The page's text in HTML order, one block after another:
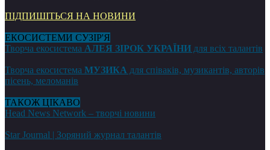
ПІДПИШІТЬСЯ НА НОВИНИ
ЕКОСИСТЕМИ СУЗІР'Я
Творча екосистема АЛЕЯ ЗІРОК УКРАЇНИ для всіх талантів
Творча екосистема МУЗИКА для співаків, музикантів, авторів
пісень, меломанів
ТАКОЖ ЦІКАВО
Head News Network – творчі новини
Star Journal | Зоряний журнал талантів